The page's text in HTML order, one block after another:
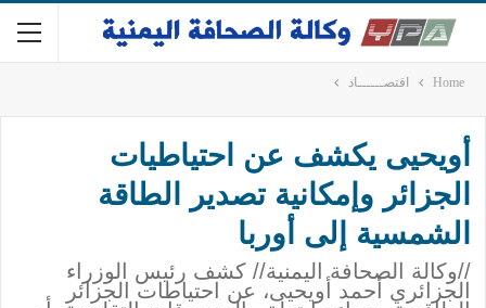
Home اقتصــــــاد
أويحيى يكشف عن احتياطيات
الجزائر وإمكانية تصدير الطاقة
الشمسية إلى أوربا
//وكالة الصحافة اليمنية// كشف رئيس الوزراء
الجزائري أحمد أويحيى، عن احتياطات الجزائر